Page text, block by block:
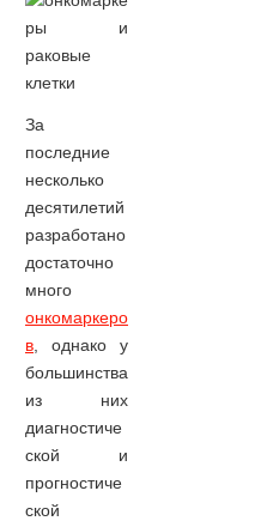
За
последние
несколько
десятилетий
разработано
достаточно
много
онкомаркеро
в , однако у
большинства
из них
диагностиче
ской и
прогностиче
ской